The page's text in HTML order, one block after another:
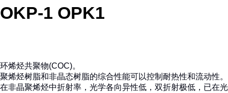
OKP-1 OPK1
环烯烃共聚物(COC)。
聚烯烃树脂和非晶态树脂的综合性能可以控制耐热性和流动性。
在非晶聚烯烃中折射率，光学各向异性低，双折射极低，已在光